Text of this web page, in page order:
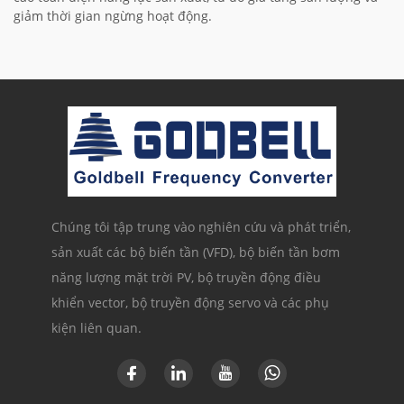
giảm thời gian ngừng hoạt động.
Chúng tôi tập trung vào nghiên cứu và phát triển,
sản xuất các bộ biến tần (VFD), bộ biến tần bơm
năng lượng mặt trời PV, bộ truyền động điều
khiển vector, bộ truyền động servo và các phụ
kiện liên quan.